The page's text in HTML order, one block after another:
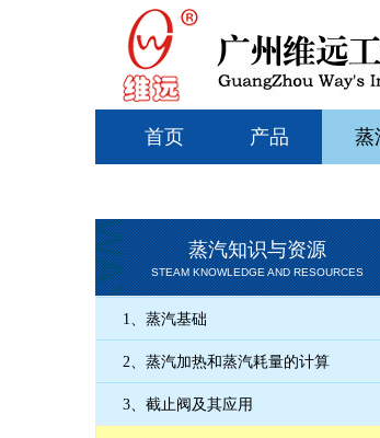
首页 产品 蒸
蒸汽知识与资源
STEAM KNOWLEDGE AND RESOURCES
1、蒸汽基础
2、蒸汽加热和蒸汽耗量的计算
3、截止阀及其应用